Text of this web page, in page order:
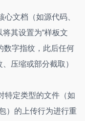
心文档（如源代码、
其设置为“样板文
数字指纹，此后任何
压缩或部分截取）
特定类型的文件（如
）的上传行为进行重